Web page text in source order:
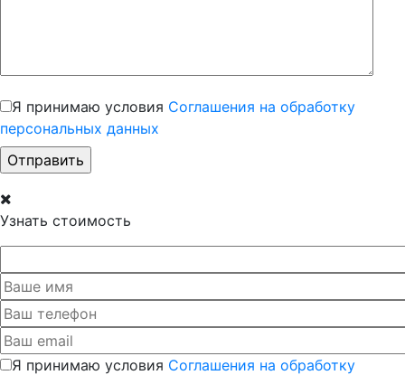
Я принимаю условия Соглашения на обработку
персональных данных
Узнать стоимость
Я принимаю условия Соглашения на обработку